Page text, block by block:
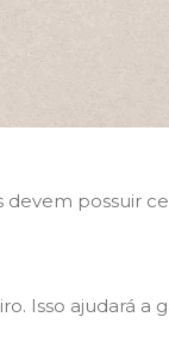
devem possuir
Isso ajudará a